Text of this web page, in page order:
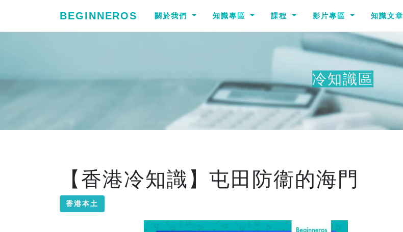
BEGINNEROS 關於我們 知識專區 課程 影片專區 知識文章
冷知識區
【香港冷知識】屯田防衞的海門
香港本土